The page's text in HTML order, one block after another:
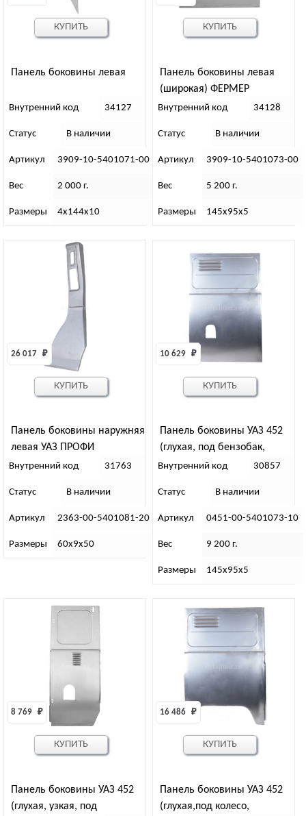
Панель боковины левая
Внутренний код 34127
Статус В наличии
Артикул 3909-10-5401071-00
Вес 2 000 г.
Размеры 4х144х10
КУПИТЬ
Панель боковины левая
(широкая) ФЕРМЕР
Внутренний код 34128
Статус В наличии
Артикул 3909-10-5401073-00
Вес 5 200 г.
Размеры 145х95х5
КУПИТЬ
Панель боковины наружняя
левая УАЗ ПРОФИ
26 017 ₽
Внутренний код 31763
Статус В наличии
Артикул 2363-00-5401081-20
Размеры 60х9х50
КУПИТЬ
Панель боковины УАЗ 452
(глухая, под бензобак,
широкая) левая
10 629 ₽
Внутренний код 30857
Статус В наличии
Артикул 0451-00-5401073-10
Вес 9 200 г.
Размеры 145х95х5
КУПИТЬ
Панель боковины УАЗ 452
(глухая, узкая, под
8 769 ₽
КУПИТЬ
Панель боковины УАЗ 452
(глухая,под колесо,
16 486 ₽
КУПИТЬ